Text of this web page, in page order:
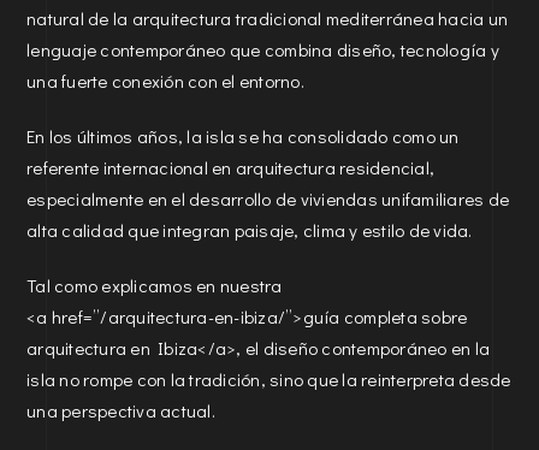
natural de la arquitectura tradicional mediterránea hacia un
lenguaje contemporáneo que combina diseño, tecnología y
una fuerte conexión con el entorno.
En los últimos años, la isla se ha consolidado como un
referente internacional en arquitectura residencial,
especialmente en el desarrollo de viviendas unifamiliares de
alta calidad que integran paisaje, clima y estilo de vida.
Tal como explicamos en nuestra
<a href=”/arquitectura-en-ibiza/”>guía completa sobre
arquitectura en Ibiza</a>, el diseño contemporáneo en la
isla no rompe con la tradición, sino que la reinterpreta desde
una perspectiva actual.